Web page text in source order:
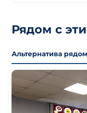
Рядом с
Альтернатива рядом